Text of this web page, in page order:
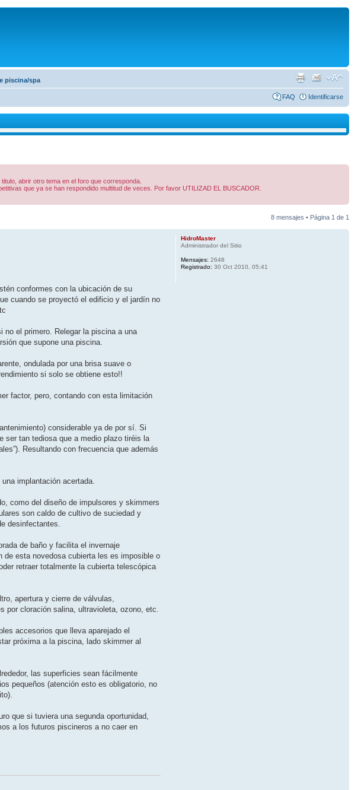
piscina/spa
FAQ Identificarse
abrir otro tema en el foro que corresponda.
que ya se han respondido multitud de veces. Por favor UTILIZAD EL BUSCADOR.
8 mensajes • Página 1 de 1
conformes con la ubicación de su
cuando se proyectó el edificio y el jardín no
no el primero. Relegar la piscina a una
que supone una piscina.
ondulada por una brisa suave o
si solo se obtiene esto!!
factor, pero, contando con esta limitación
considerable ya de por sí. Si
ser tan tediosa que a medio plazo tiréis la
Resultando con frecuencia que además
implantación acertada.
como del diseño de impulsores y skimmers
son caldo de cultivo de suciedad y
desinfectantes.
de baño y facilita el invernaje
esta novedosa cubierta les es imposible o
retraer totalmente la cubierta telescópica
apertura y cierre de válvulas,
por cloración salina, ultravioleta, ozono, etc.
accesorios que lleva aparejado el
próxima a la piscina, lado skimmer al
las superficies sean fácilmente
pequeños (atención esto es obligatorio, no
que si tuviera una segunda oportunidad,
a los futuros piscineros a no caer en
HidroMaster
Administrador del Sitio
Mensajes: 2648
Registrado: 30 Oct 2010, 05:41